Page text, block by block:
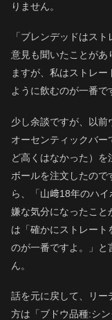
りません。
「ブレンデッドはス
意見も聞いたことがあ
ますが、私はストレ
ように飲むのが一番で
少し余談ですが、以前
オーセンティックバ
ど高くはなかった）
ボールを注文したの
ら、「山﨑18年のハ
嫌な気分になったこと
は「確かにストレート
のが一番ですよ。」と
ん。
話を元に戻して、リー
方は「ブドウ品種:シ